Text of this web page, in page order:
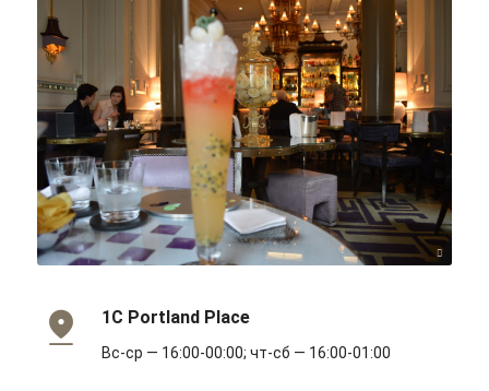
Matt Brown/flickr/Cc-by 2.0
1C Portland Place
Вс-ср — 16:00-00:00; чт-сб — 16:00-01:00